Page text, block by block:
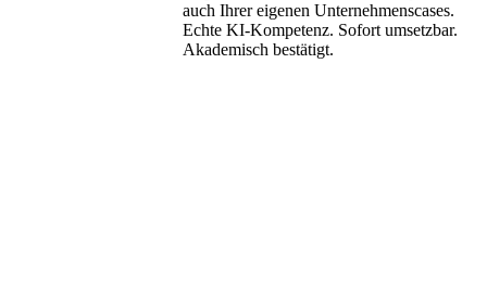
auch Ihrer eigenen Unternehmenscases.
Echte KI-Kompetenz. Sofort umsetzbar.
Akademisch bestätigt.